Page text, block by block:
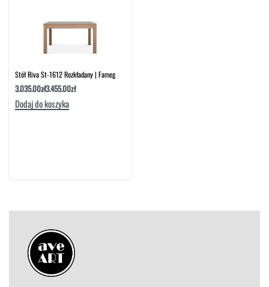
Stół Riva St-1612 Rozkładany | Fameg
3.035.00zł3.455.00zł
Dodaj do koszyka